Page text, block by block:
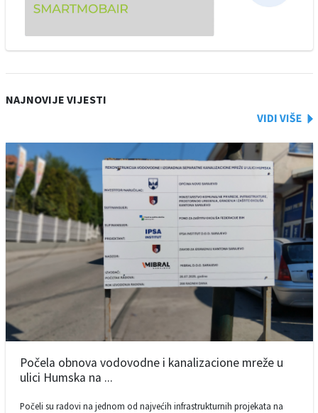
NAJNOVIJE VIJESTI
Počela obnova vodovodne i kanalizacione mreže u
ulici Humska na ...
Počeli su radovi na jednom od najvećih infrastrukturnih projekata na